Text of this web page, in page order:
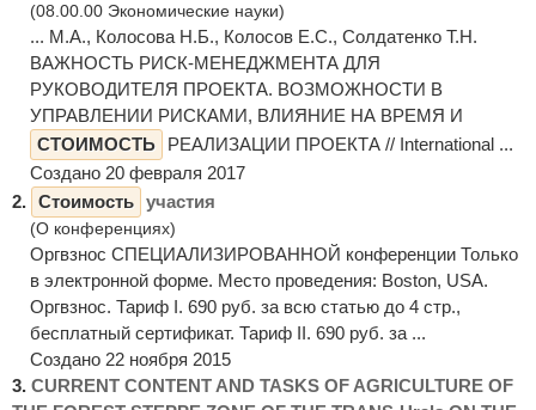
(08.00.00 Экономические науки)
... М.А., Колосова Н.Б., Колосов Е.С., Солдатенко Т.Н.
ВАЖНОСТЬ РИСК-МЕНЕДЖМЕНТА ДЛЯ
РУКОВОДИТЕЛЯ ПРОЕКТА. ВОЗМОЖНОСТИ В
УПРАВЛЕНИИ РИСКАМИ, ВЛИЯНИЕ НА ВРЕМЯ И
СТОИМОСТЬ
РЕАЛИЗАЦИИ ПРОЕКТА // International ...
Создано 20 февраля 2017
2. Стоимость участия
(О конференциях)
Оргвзнос СПЕЦИАЛИЗИРОВАННОЙ конференции Только
в электронной форме. Место проведения: Boston, USA.
Оргвзнос. Тариф I. 690 руб. за всю статью до 4 стр.,
бесплатный сертификат. Тариф II. 690 руб. за ...
Создано 22 ноября 2015
3. CURRENT CONTENT AND TASKS OF AGRICULTURE OF